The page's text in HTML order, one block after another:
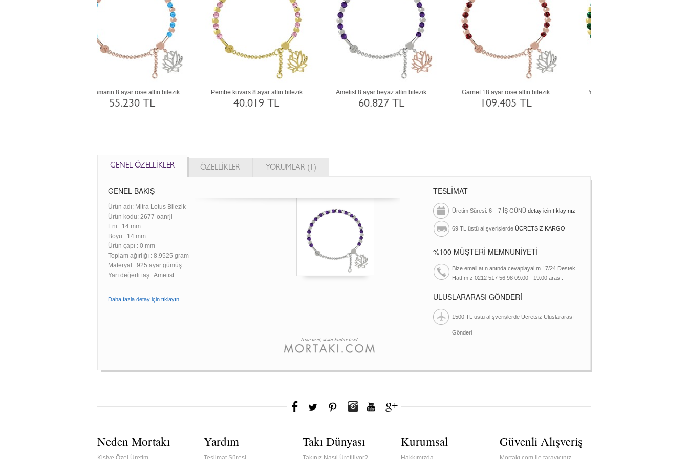
Yeşil kuvars 8 ayar altın bilezik
60.827 TL
Sitrin 18 ayar beyaz altın bilezik
109.405 TL
Yeşil kuvars 925 ayar siyah rodyum
kaplama gümüş bilezik
Garnet 925 ayar gümüş bilezik
7.649 TL
GENEL ÖZELLİKLER ÖZELLİKLER YORUMLAR (1)
GENEL BAKIŞ
Ürün adı: Mitra Lotus Bilezik
Ürün kodu: 2677-oanrjl
Eni : 14 mm
Boyu : 14 mm
Ürün çapı : 0 mm
Toplam ağırlığı : 8.9525 gram
Materyal : 925 ayar gümüş
Yarı değerli taş : Ametist
Daha fazla detay için tıklayın
TESLİMAT
Üretim Süresi: 6 – 7 İŞ GÜNÜ detay için tıklayınız
69 TL üstü alışverişlerde ÜCRETSİZ KARGO
%100 MÜŞTERİ MEMNUNİYETİ
Bize email atın anında cevaplayalım ! 7/24 Destek
Hattımız 0212 517 56 98 09:00 - 19:00 arası.
ULUSLARARASI GÖNDERİ
1500 TL üstü alışverişlerde Ücretsiz Uluslararası
Gönderi
Neden Mortakı Yardım Takı Dünyası Kurumsal Güvenli Alışveriş